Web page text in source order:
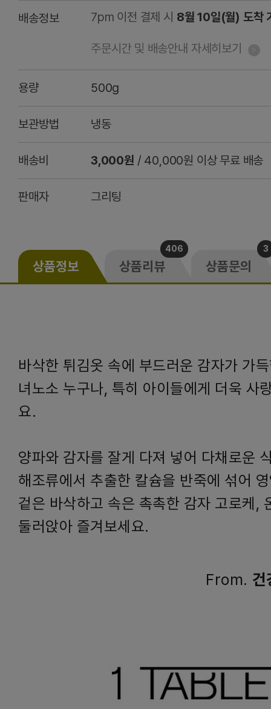
배송정보 7pm 이전 결제 시 8월 10일(월) 도착
주문시간 및 배송안내 자세히보기
용량 500g
보관방법 냉동
배송비 3,000원 / 40,000원 이상 무료 배송
판매자 그리팅
상품정보 상품리뷰
406
상품문의
3
바삭한 튀김옷 속에 부드러운 감자가 가
녀노소 누구나, 특히 아이들에게 더욱 사
요.
양파와 감자를 잘게 다져 넣어 다채로운
해조류에서 추출한 칼슘을 반죽에 섞어
겉은 바삭하고 속은 촉촉한 감자 고로케,
둘러앉아 즐겨보세요.
From. 건